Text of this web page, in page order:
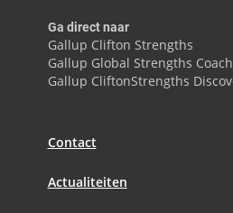
Ga direct naar
Gallup Clifton Strengths
Gallup Global Strengths
Gallup CliftonStrengths
Contact
Actualiteiten